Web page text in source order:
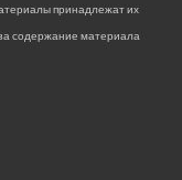
принадлежат их
содержание материала